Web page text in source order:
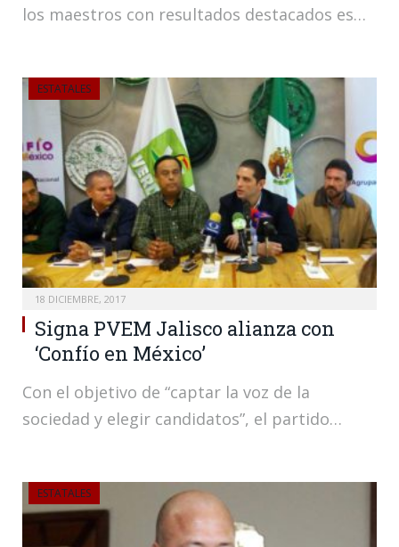
los maestros con resultados destacados es…
ESTATALES
18 DICIEMBRE, 2017
Signa PVEM Jalisco alianza con
‘Confío en México’
Con el objetivo de “captar la voz de la
sociedad y elegir candidatos”, el partido…
ESTATALES